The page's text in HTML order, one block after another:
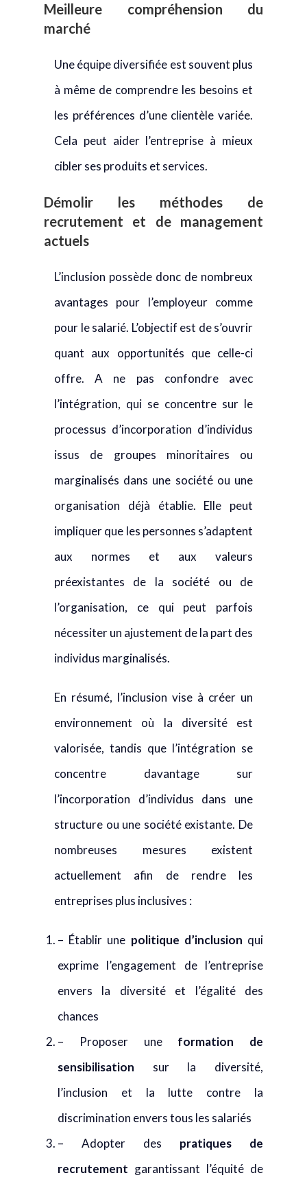
Meilleure compréhension du
marché
Une équipe diversifiée est souvent plus
à même de comprendre les besoins et
les préférences d’une clientèle variée.
Cela peut aider l’entreprise à mieux
cibler ses produits et services.
Démolir les méthodes de
recrutement et de management
actuels
L’inclusion possède donc de nombreux
avantages pour l’employeur comme
pour le salarié. L’objectif est de s’ouvrir
quant aux opportunités que celle-ci
offre. A ne pas confondre avec
l’intégration, qui se concentre sur le
processus d’incorporation d’individus
issus de groupes minoritaires ou
marginalisés dans une société ou une
organisation déjà établie. Elle peut
impliquer que les personnes s’adaptent
aux normes et aux valeurs
préexistantes de la société ou de
l’organisation, ce qui peut parfois
nécessiter un ajustement de la part des
individus marginalisés.
En résumé, l’inclusion vise à créer un
environnement où la diversité est
valorisée, tandis que l’intégration se
concentre davantage sur
l’incorporation d’individus dans une
structure ou une société existante. De
nombreuses mesures existent
actuellement afin de rendre les
entreprises plus inclusives :
– Établir une politique d’inclusion qui
exprime l’engagement de l’entreprise
envers la diversité et l’égalité des
chances
– Proposer une formation de
sensibilisation sur la diversité,
l’inclusion et la lutte contre la
discrimination envers tous les salariés
– Adopter des pratiques de
recrutement garantissant l’équité de